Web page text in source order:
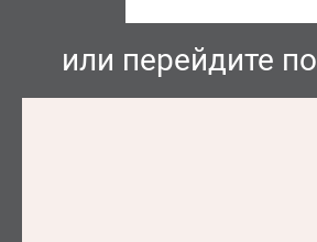
или перейдите по